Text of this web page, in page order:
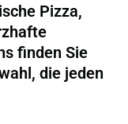
Pizza,
finden Sie
die jeden